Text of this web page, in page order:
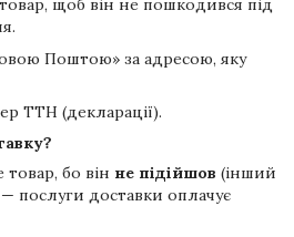
щоб він не пошкодився під
Поштою» за адресою, яку
ТТН (декларації).
бо він не підійшов (інший
послуги доставки оплачує